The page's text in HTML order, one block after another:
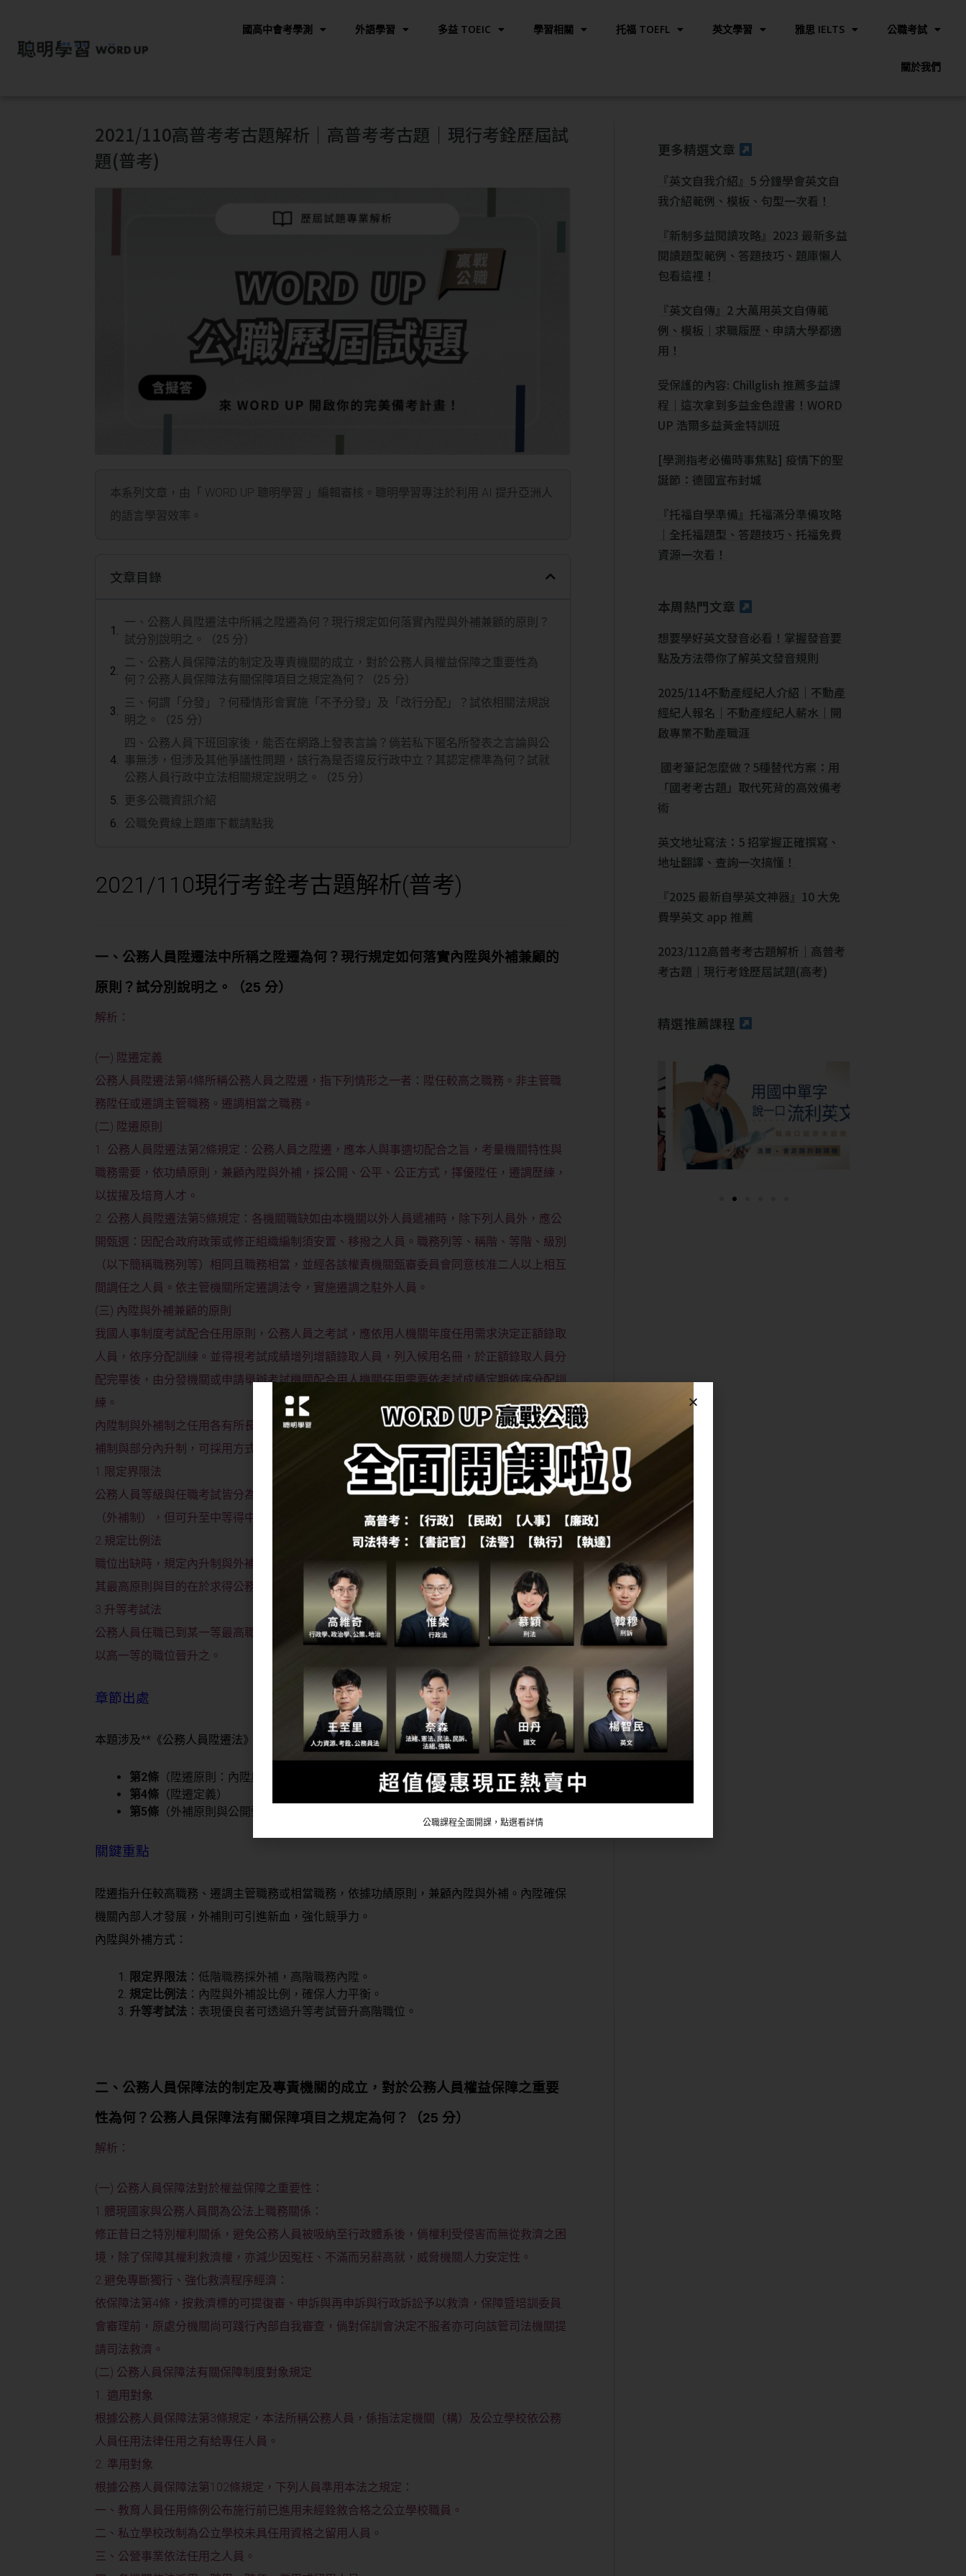
國高中會考學測 外語學習 多益 TOEIC 學習相關 托福 TOEFL 英文學習 雅思 IELTS 公職考試
關於我們
2021/110高普考考古題解析｜高普考考古題｜現行考銓歷屆試
題(普考)
本系列文章，由「 WORD UP 聰明學習 」編輯審核。聰明學習專注於利用 AI 提升亞洲人
的語言學習效率。
文章目錄
一、公務人員陞遷法中所稱之陞遷為何？現行規定如何落實內陞與外補兼顧的原則？
試分別說明之。（25 分）
二、公務人員保障法的制定及專責機關的成立，對於公務人員權益保障之重要性為
何？公務人員保障法有關保障項目之規定為何？（25 分）
三、何謂「分發」？何種情形會實施「不予分發」及「改行分配」？試依相關法規說
明之。（25 分）
四、公務人員下班回家後，能否在網路上發表言論？倘若私下匿名所發表之言論與公
事無涉，但涉及其他爭議性問題，該行為是否違反行政中立？其認定標準為何？試就
公務人員行政中立法相關規定說明之。（25 分）
更多公職資訊介紹
公職免費線上題庫下載請點我
2021/110現行考銓考古題解析(普考)
一、公務人員陞遷法中所稱之陞遷為何？現行規定如何落實內陞與外補兼顧的
原則？試分別說明之。（25 分）
解析：
(一) 陞遷定義
公務人員陞遷法第4條所稱公務人員之陞遷，指下列情形之一者：陞任較高之職務。非主管職
務陞任或遷調主管職務。遷調相當之職務。
(二) 陞遷原則
1. 公務人員陞遷法第2條規定：公務人員之陞遷，應本人與事適切配合之旨，考量機關特性與
職務需要，依功績原則，兼顧內陞與外補，採公開、公平、公正方式，擇優陞任，遷調歷練，
以拔擢及培育人才。
2. 公務人員陞遷法第5條規定：各機關職缺如由本機關以外人員遞補時，除下列人員外，應公
開甄選：因配合政府政策或修正組織編制須安置、移撥之人員。職務列等、稱階、等階、級別
（以下簡稱職務列等）相同且職務相當，並經各該權責機關甄審委員會同意核准二人以上相互
間調任之人員。依主管機關所定遷調法令，實施遷調之駐外人員。
(三) 內陞與外補兼顧的原則
我國人事制度考試配合任用原則，公務人員之考試，應依用人機關年度任用需求決定正額錄取
人員，依序分配訓練。並得視考試成績增列增額錄取人員，列入候用名冊，於正額錄取人員分
配完畢後，由分發機關或申請舉辦考試機關配合用人機關任用需要依考試成績定期依序分配訓
練。
內陞制與外補制之任用各有所長，折衷制為考量其相對適用性，機關有職缺時可以採用部分外
補制與部分內升制，可採用方式如下：
1.限定界限法
公務人員等級與任職考試皆分為高、中、低三等。初等考試及格者可以自初級公務人員任用
（外補制），但可升至中等得中間級（內升制），依此類推輔以升等考試。
2.規定比例法
職位出缺時，規定內升制與外補制各占一定比例。除此也可考慮不同官等，而有不同的比例，
其最高原則與目的在於求得公務人力資源做最妥適運用。
3.升等考試法
公務人員任職已到某一等最高職位，且服務成績優良可以參加升等考試，經由考試及格者準予
以高一等的職位晉升之。
章節出處
本題涉及**《公務人員陞遷法》**，主要法條包括：
第2條 （陞遷原則：內陞與外補兼顧）
第4條 （陞遷定義）
第5條 （外補原則與公開甄選規範）
關鍵重點
陞遷指升任較高職務、遷調主管職務或相當職務 ，依據功績原則，兼顧內陞與外補 。內陞確保
機關內部人才發展，外補則可引進新血，強化競爭力。
內陞與外補方式：
限定界限法 ：低階職務採外補，高階職務內陞。
規定比例法 ：內陞與外補設比例，確保人力平衡。
升等考試法 ：表現優良者可透過升等考試晉升高階職位。
二、公務人員保障法的制定及專責機關的成立，對於公務人員權益保障之重要
性為何？公務人員保障法有關保障項目之規定為何？（25 分）
解析：
(一) 公務人員保障法對於權益保障之重要性：
1.體現國家與公務人員間為公法上職務關係：
修正昔日之特別權利關係，避免公務人員被吸納至行政體系後，倘權利受侵害而無從救濟之困
境，除了保障其權利救濟權，亦減少因冤枉、不滿而另辭高就，威脅機關人力安定性。
2.避免專斷獨行、強化救濟程序經濟：
依保障法第4條，按救濟標的可提復審、申訴與再申訴與行政訴訟予以救濟，保障暨培訓委員
會審理前，原處分機關尚可踐行內部自我審查，倘對保訓會決定不服者亦可向該管司法機關提
請司法救濟。
(二) 公務人員保障法有關保障制度對象規定
1. 適用對象
根據公務人員保障法第3條規定，本法所稱公務人員，係指法定機關（構）及公立學校依公務
人員任用法律任用之有給專任人員。
2. 準用對象
根據公務人員保障法第102條規定，下列人員準用本法之規定：
一、教育人員任用條例公布施行前已進用未經銓敘合格之公立學校職員。
二、私立學校改制為公立學校未具任用資格之留用人員。
三、公營事業依法任用之人員。
更多精選文章
『英文自我介紹』5 分鐘學會英文自
我介紹範例、模板、句型一次看！
『新制多益閱讀攻略』2023 最新多益
閱讀題型範例、答題技巧、題庫懶人
包看這裡！
『英文自傳』2 大萬用英文自傳範
例、模板｜求職履歷、申請大學都適
用！
受保護的內容: Chillglish 推薦多益課
程｜這次拿到多益金色證書！WORD
UP 浩爾多益黃金特訓班
[學測指考必備時事焦點] 疫情下的聖
誕節：德國宣布封城
『托福自學準備』托福滿分準備攻略
｜全托福題型、答題技巧、托福免費
資源一次看！
本周熱門文章
想要學好英文發音必看！掌握發音要
點及方法帶你了解英文發音規則
2025/114不動產經紀人介紹｜不動產
經紀人報名｜不動產經紀人薪水｜開
啟專業不動產職涯
國考筆記怎麼做？5種替代方案：用
「國考考古題」取代死背的高效備考
術
英文地址寫法：5 招掌握正確撰寫、
地址翻譯、查詢一次搞懂！
『2025 最新自學英文神器』10 大免
費學英文 app 推薦
2023/112高普考考古題解析｜高普考
考古題｜現行考銓歷屆試題(高考)
精選推薦課程
公職課程全面開課，點選看詳情